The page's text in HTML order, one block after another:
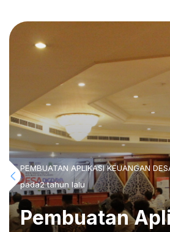
PEMBUATAN APLIKASI KEUANGAN
pada2 tahun lalu
Pembuatan